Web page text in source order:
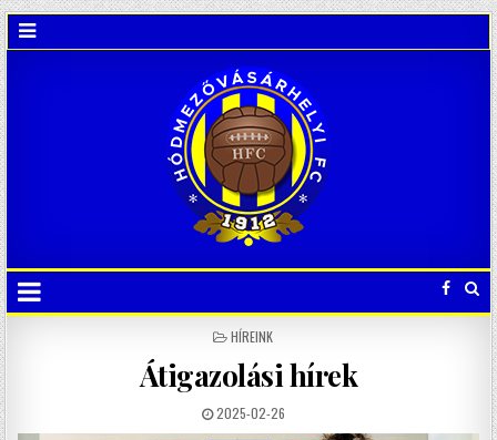
POSTED
HÍREINK
Átigazolási hírek
2025-02-26